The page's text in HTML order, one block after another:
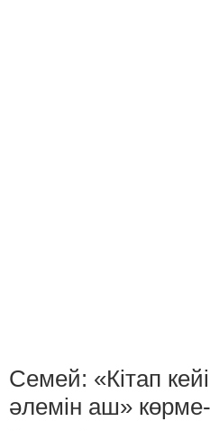
Семей: «Кітап
әлемін аш»